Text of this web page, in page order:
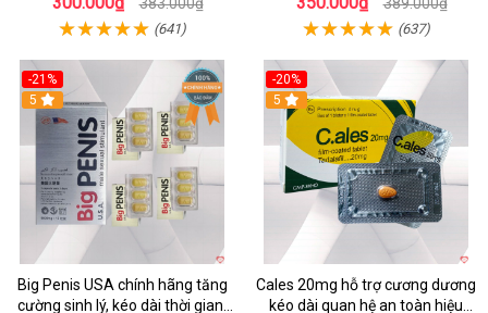
(641) (637)
-21%
5
Big Penis USA chính hãng tăng
cường sinh lý, kéo dài thời gian,
-20%
5
Cales 20mg hỗ trợ cương dương
kéo dài quan hệ an toàn hiệu